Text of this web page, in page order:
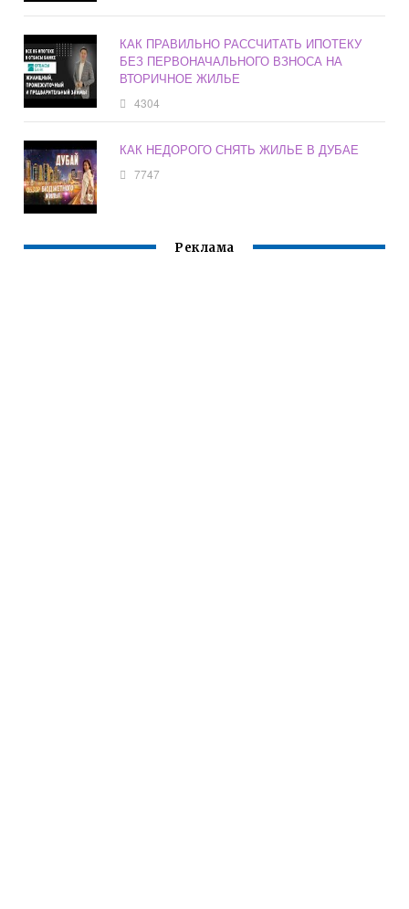
КАК ПРАВИЛЬНО РАССЧИТАТЬ ИПОТЕКУ
БЕЗ ПЕРВОНАЧАЛЬНОГО ВЗНОСА НА
ВТОРИЧНОЕ ЖИЛЬЕ
4304
КАК НЕДОРОГО СНЯТЬ ЖИЛЬЕ В ДУБАЕ
7747
Реклама